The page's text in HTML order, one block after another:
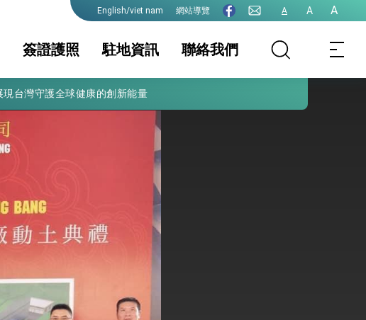
English/viet nam 網站導覽 A A A
簽證護照
收發文時間 公告
簽證須知
婚應備表格
柬埔寨人士申請簽
駐地資訊
駐地基本資料 簽證及入境須知
生活資訊
聯絡我們
台灣守護全球健康的創新能量
請立院全力支持並盡速通過